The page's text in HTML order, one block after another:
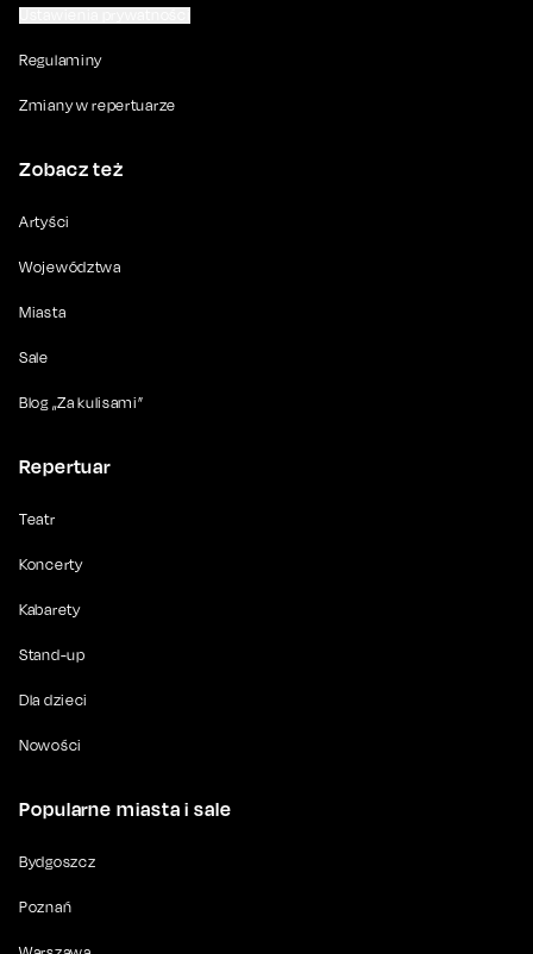
Regulaminy
Zmiany w repertuarze
Zobacz też
Artyści
Województwa
Miasta
Sale
Blog „Za kulisami”
Repertuar
Teatr
Koncerty
Kabarety
Stand-up
Dla dzieci
Nowości
Popularne miasta i sale
Bydgoszcz
Poznań